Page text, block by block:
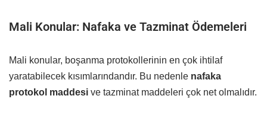
Mali Konular: Nafaka ve Tazminat Ödemeleri
Mali konular, boşanma protokollerinin en çok ihtilaf
yaratabilecek kısımlarındandır. Bu nedenle nafaka
protokol maddesi ve tazminat maddeleri çok net olmalıdır.